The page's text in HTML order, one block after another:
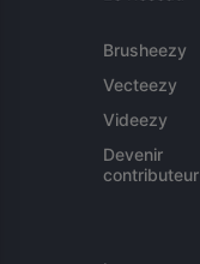
Brusheezy
Vecteezy
Videezy
Devenir
contributeur